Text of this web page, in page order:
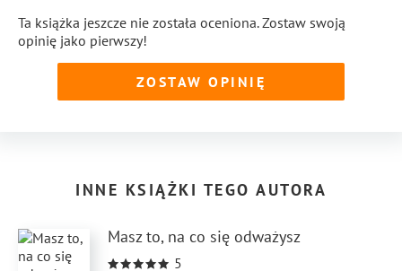
Ta książka jeszcze nie została oceniona. Zostaw swoją
opinię jako pierwszy!
ZOSTAW OPINIĘ
INNE KSIĄŻKI TEGO AUTORA
Masz to, na co się odważysz
5